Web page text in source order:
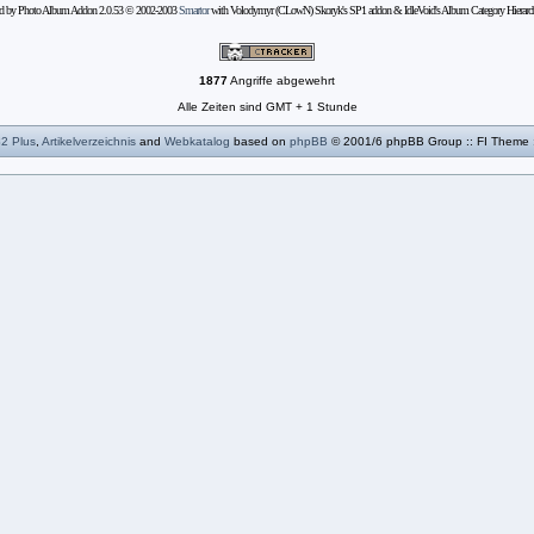
by Photo Album Addon 2.0.53 © 2002-2003Smartorwith Volodymyr (CLowN) Skoryk's SP1 addon & IdleVoid's Album Category
1877Angriffe abgewehrt
Alle Zeiten sind GMT + 1 Stunde
Plus Artikelverzeichnis and Webkatalog based on phpBB © 2001/6 phpBB Group :: FI Theme